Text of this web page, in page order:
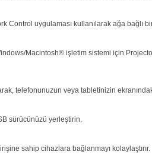
Control uygulaması kullanılarak ağa bağlı
Macintosh® işletim sistemi için
telefonunuzun veya tabletinizin
sürücünüzü yerleştirin.
sahip cihazlara bağlanmayı kolaylaştırır.